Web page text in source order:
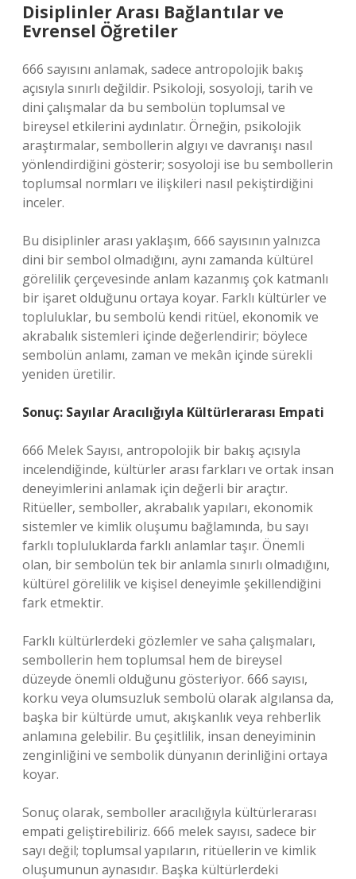
Disiplinler Arası Bağlantılar ve
Evrensel Öğretiler
666 sayısını anlamak, sadece antropolojik bakış
açısıyla sınırlı değildir. Psikoloji, sosyoloji, tarih ve
dini çalışmalar da bu sembolün toplumsal ve
bireysel etkilerini aydınlatır. Örneğin, psikolojik
araştırmalar, sembollerin algıyı ve davranışı nasıl
yönlendirdiğini gösterir; sosyoloji ise bu sembollerin
toplumsal normları ve ilişkileri nasıl pekiştirdiğini
inceler.
Bu disiplinler arası yaklaşım, 666 sayısının yalnızca
dini bir sembol olmadığını, aynı zamanda kültürel
görelilik çerçevesinde anlam kazanmış çok katmanlı
bir işaret olduğunu ortaya koyar. Farklı kültürler ve
topluluklar, bu sembolü kendi ritüel, ekonomik ve
akrabalık sistemleri içinde değerlendirir; böylece
sembolün anlamı, zaman ve mekân içinde sürekli
yeniden üretilir.
Sonuç: Sayılar Aracılığıyla Kültürlerarası Empati
666 Melek Sayısı, antropolojik bir bakış açısıyla
incelendiğinde, kültürler arası farkları ve ortak insan
deneyimlerini anlamak için değerli bir araçtır.
Ritüeller, semboller, akrabalık yapıları, ekonomik
sistemler ve kimlik oluşumu bağlamında, bu sayı
farklı topluluklarda farklı anlamlar taşır. Önemli
olan, bir sembolün tek bir anlamla sınırlı olmadığını,
kültürel görelilik ve kişisel deneyimle şekillendiğini
fark etmektir.
Farklı kültürlerdeki gözlemler ve saha çalışmaları,
sembollerin hem toplumsal hem de bireysel
düzeyde önemli olduğunu gösteriyor. 666 sayısı,
korku veya olumsuzluk sembolü olarak algılansa da,
başka bir kültürde umut, akışkanlık veya rehberlik
anlamına gelebilir. Bu çeşitlilik, insan deneyiminin
zenginliğini ve sembolik dünyanın derinliğini ortaya
koyar.
Sonuç olarak, semboller aracılığıyla kültürlerarası
empati geliştirebiliriz. 666 melek sayısı, sadece bir
sayı değil; toplumsal yapıların, ritüellerin ve kimlik
oluşumunun aynasıdır. Başka kültürlerdeki